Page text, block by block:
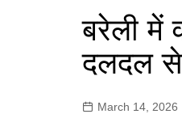
नई दिल्ली
मुम्बई
बरेली में
दलदल से
March 14, 2026